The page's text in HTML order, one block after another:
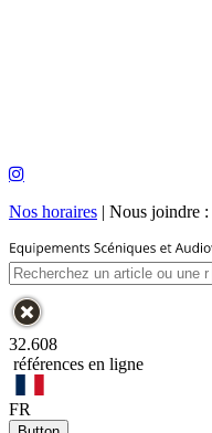
Nos horaires | Nous joindre :
32.608
références en ligne
FR